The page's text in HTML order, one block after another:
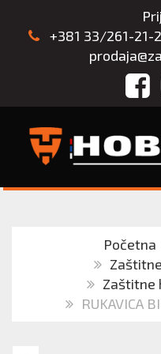
+381 33/261-21-
Početna
Zaštitne
RUKAVICA